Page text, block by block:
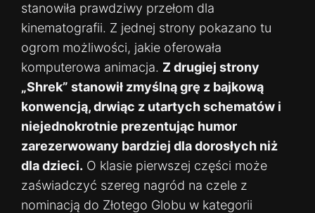
stanowiła prawdziwy przełom dla
kinematografii. Z jednej strony pokazano tu
ogrom możliwości, jakie oferowała
komputerowa animacja. Z drugiej strony
„Shrek” stanowił zmyślną grę z bajkową
konwencją, drwiąc z utartych schematów i
niejednokrotnie prezentując humor
zarezerwowany bardziej dla dorosłych niż
dla dzieci. O klasie pierwszej części może
zaświadczyć szereg nagród na czele z
nominacją do Złotego Globu w kategorii